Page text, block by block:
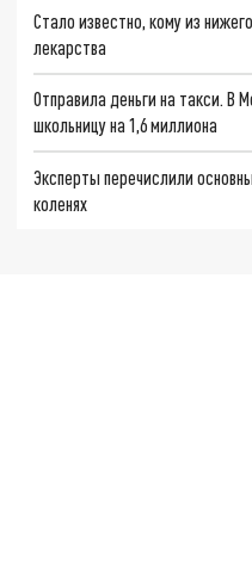
Стало известно, кому из
лекарства
Отправила деньги на такси. В
школьницу на 1,6 миллиона
Эксперты перечислили
коленях